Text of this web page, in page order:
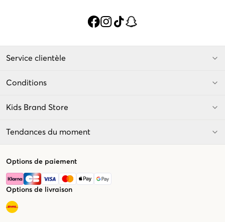
Service clientèle
Conditions
Kids Brand Store
Tendances du moment
Options de paiement
Options de livraison